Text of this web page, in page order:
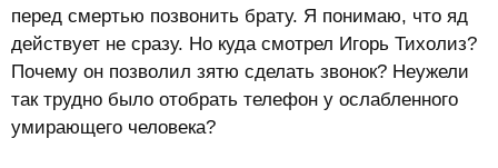
перед смертью позвонить брату. Я понимаю, что яд
действует не сразу. Но куда смотрел Игорь Тихолиз?
Почему он позволил зятю сделать звонок? Неужели
так трудно было отобрать телефон у ослабленного
умирающего человека?